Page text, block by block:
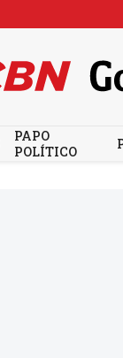
PAPO
POLÍTICO